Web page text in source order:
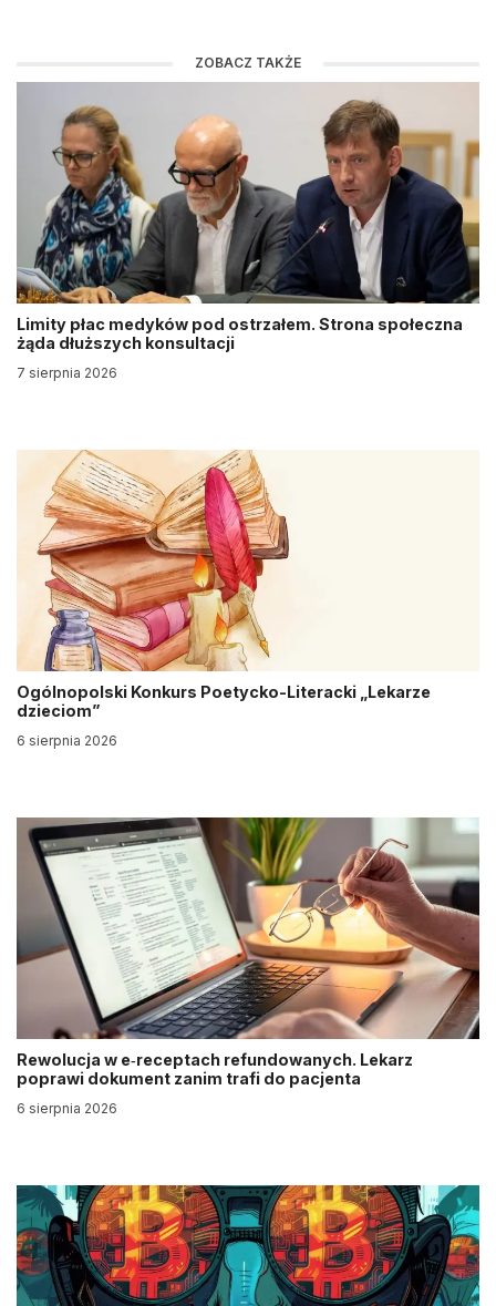
ZOBACZ TAKŻE
Limity płac medyków pod ostrzałem. Strona społeczna
żąda dłuższych konsultacji
7 sierpnia 2026
Ogólnopolski Konkurs Poetycko-Literacki „Lekarze
dzieciom”
6 sierpnia 2026
Rewolucja w e‑receptach refundowanych. Lekarz
poprawi dokument zanim trafi do pacjenta
6 sierpnia 2026